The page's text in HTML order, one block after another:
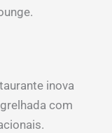
inova
com